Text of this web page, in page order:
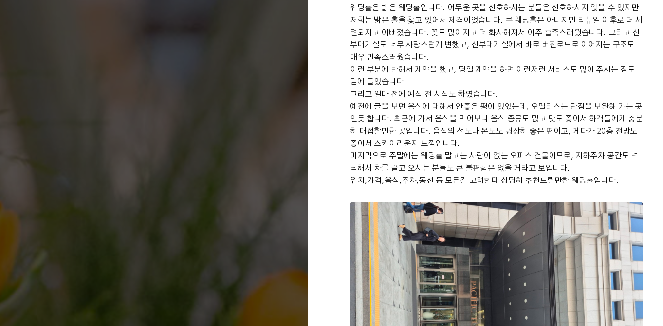
웨딩홀은 밝은 웨딩홀입니다. 어두운 곳을 선호하시는 분들은 선호하시지 않을 수 있지만
저희는 밝은 홀을 찾고 있어서 제격이었습니다. 큰 웨딩홀은 아니지만 리뉴얼 이후로 더 세
련되지고 이뻐졌습니다. 꽃도 많아지고 더 화사해져서 아주 흡족스러웠습니다. 그리고 신
부대기실도 너무 사랑스럽게 변했고, 신부대기실에서 바로 버진로드로 이어지는 구조도
매우 만족스러웠습니다.
이런 부분에 반해서 계약을 했고, 당일 계약을 하면 이런저런 서비스도 많이 주시는 점도
맘에 들었습니다.
그리고 얼마 전에 예식 전 시식도 하였습니다.
예전에 글을 보면 음식에 대해서 안좋은 평이 있었는데, 오펠리스는 단점을 보완해 가는 곳
인듯 합니다. 최근에 가서 음식을 먹어보니 음식 종류도 많고 맛도 좋아서 하객들에게 충분
히 대접할만한 곳입니다. 음식의 선도나 온도도 굉장히 좋은 편이고, 게다가 20층 전망도
좋아서 스카이라운지 느낌입니다.
마지막으로 주말에는 웨딩홀 말고는 사람이 없는 오피스 건물이므로, 지하주차 공간도 넉
넉해서 차를 끌고 오시는 분들도 큰 불편함은 없을 거라고 보입니다.
위치,가격,음식,주차,동선 등 모든걸 고려할때 상당히 추천드릴만한 웨딩홀입니다.